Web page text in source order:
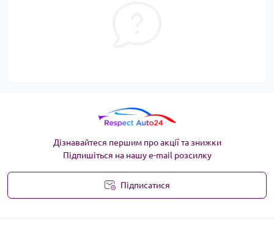
Дізнавайтеся першим про акції та знижки
Підпишіться на нашу e-mail розсилку
Підписатися